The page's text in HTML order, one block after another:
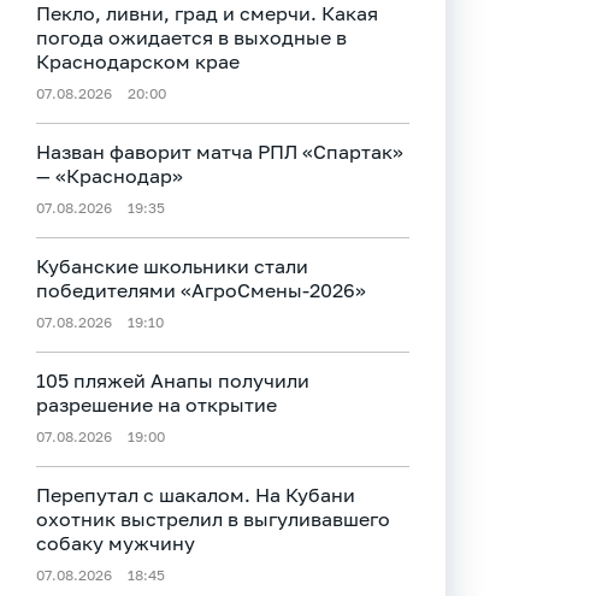
Пекло, ливни, град и смерчи. Какая
погода ожидается в выходные в
Краснодарском крае
07.08.2026 20:00
Назван фаворит матча РПЛ «Спартак»
— «Краснодар»
07.08.2026 19:35
Кубанские школьники стали
победителями «АгроСмены-2026»
07.08.2026 19:10
105 пляжей Анапы получили
разрешение на открытие
07.08.2026 19:00
Перепутал с шакалом. На Кубани
охотник выстрелил в выгуливавшего
собаку мужчину
07.08.2026 18:45